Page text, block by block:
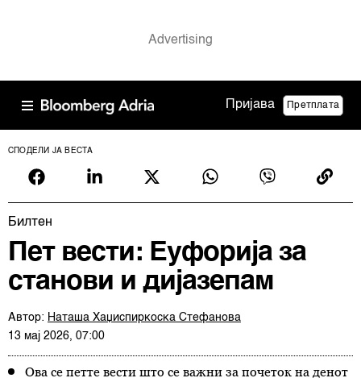
Пријава Претплата
СПОДЕЛИ ЈА ВЕСТА
Билтен
Пет вести: Еуфорија за
станови и дијазепам
Автор: Наташа Хаџиспиркоска Стефанова
13 мај 2026, 07:00
Ова се петте вести што се важни за почеток на денот